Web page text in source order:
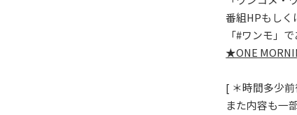
番組HPもしく
「#ワンモ」
★ONE
[ ＊時間多少前
また内容も一